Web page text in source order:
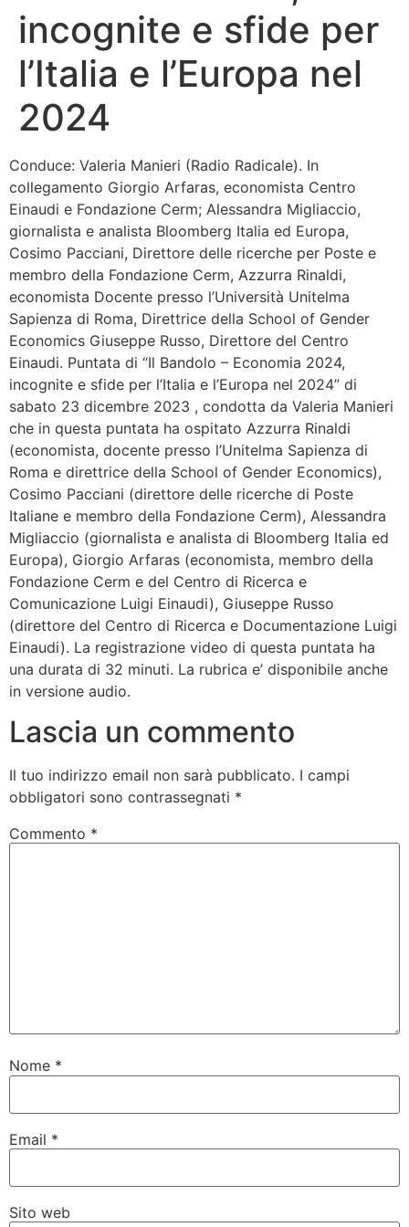
Bandolo
Connessioni
Fondazione CERM – Idee
incognite e sfide per
l’Italia e l’Europa nel
2024
Conduce: Valeria Manieri (Radio Radicale). In
collegamento Giorgio Arfaras, economista Centro
Einaudi e Fondazione Cerm; Alessandra Migliaccio,
giornalista e analista Bloomberg Italia ed Europa,
Cosimo Pacciani, Direttore delle ricerche per Poste e
membro della Fondazione Cerm, Azzurra Rinaldi,
economista Docente presso l’Università Unitelma
Sapienza di Roma, Direttrice della School of Gender
Economics Giuseppe Russo, Direttore del Centro
Einaudi. Puntata di “Il Bandolo – Economia 2024,
incognite e sfide per l’Italia e l’Europa nel 2024” di
sabato 23 dicembre 2023 , condotta da Valeria Manieri
che in questa puntata ha ospitato Azzurra Rinaldi
(economista, docente presso l’Unitelma Sapienza di
Roma e direttrice della School of Gender Economics),
Cosimo Pacciani (direttore delle ricerche di Poste
Italiane e membro della Fondazione Cerm), Alessandra
Migliaccio (giornalista e analista di Bloomberg Italia ed
Europa), Giorgio Arfaras (economista, membro della
Fondazione Cerm e del Centro di Ricerca e
Comunicazione Luigi Einaudi), Giuseppe Russo
(direttore del Centro di Ricerca e Documentazione Luigi
Einaudi). La registrazione video di questa puntata ha
una durata di 32 minuti. La rubrica e’ disponibile anche
in versione audio.
Lascia un commento
Il tuo indirizzo email non sarà pubblicato. I campi
obbligatori sono contrassegnati *
Commento *
Nome *
Email *
Sito web